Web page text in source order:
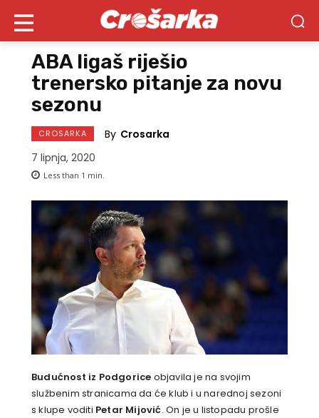
ABA ligaš riješio
trenersko pitanje za novu
sezonu
CROSARKA By Crosarka
7 lipnja, 2020
Less than 1 min.
Budućnost iz Podgorice objavila je na svojim
službenim stranicama da će klub i u narednoj sezoni
s klupe voditi Petar Mijović. On je u listopadu prošle